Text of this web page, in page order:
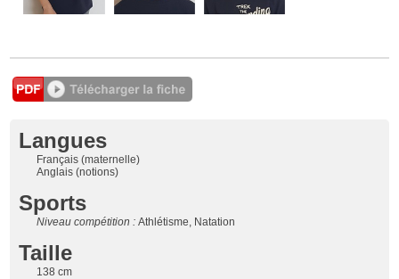
Langues
Français (maternelle)
Anglais (notions)
Sports
Niveau compétition :Athlétisme, Natation
Taille
138 cm